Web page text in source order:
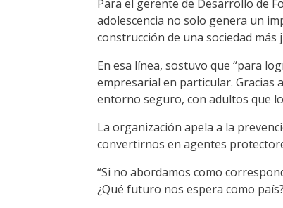
Para el gerente de Desarrollo de
adolescencia no solo genera un
construcción de una sociedad más
En esa línea, sostuvo que “para
empresarial en particular. Gracias
entorno seguro, con adultos que
La organización apela a la
convertirnos en agentes
“Si no abordamos como
¿Qué futuro nos espera como